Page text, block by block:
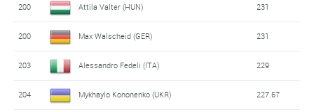
200 Attila Valter (HUN) 231
200 Max Walscheid (GER) 231
203 Alessandro Fedeli (ITA) 229
204 Mykhaylo Kononenko (UKR) 227.67